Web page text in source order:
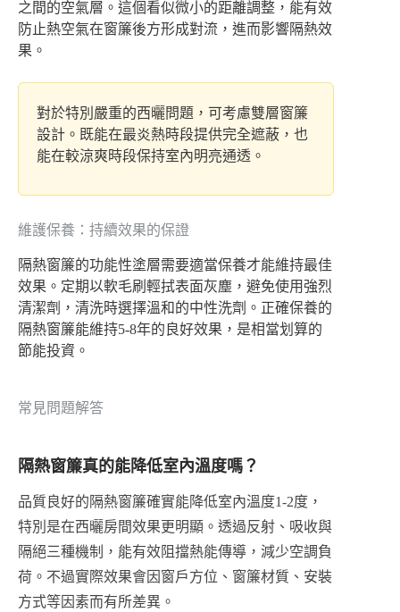
之間的空氣層。這個看似微小的距離調整，能有效
防止熱空氣在窗簾後方形成對流，進而影響隔熱效
果。
對於特別嚴重的西曬問題，可考慮雙層窗簾
設計。既能在最炎熱時段提供完全遮蔽，也
能在較涼爽時段保持室內明亮通透。
維護保養：持續效果的保證
隔熱窗簾的功能性塗層需要適當保養才能維持最佳
效果。定期以軟毛刷輕拭表面灰塵，避免使用強烈
清潔劑，清洗時選擇溫和的中性洗劑。正確保養的
隔熱窗簾能維持5-8年的良好效果，是相當划算的
節能投資。
常見問題解答
隔熱窗簾真的能降低室內溫度嗎？
品質良好的隔熱窗簾確實能降低室內溫度1-2度，
特別是在西曬房間效果更明顯。透過反射、吸收與
隔絕三種機制，能有效阻擋熱能傳導，減少空調負
荷。不過實際效果會因窗戶方位、窗簾材質、安裝
方式等因素而有所差異。